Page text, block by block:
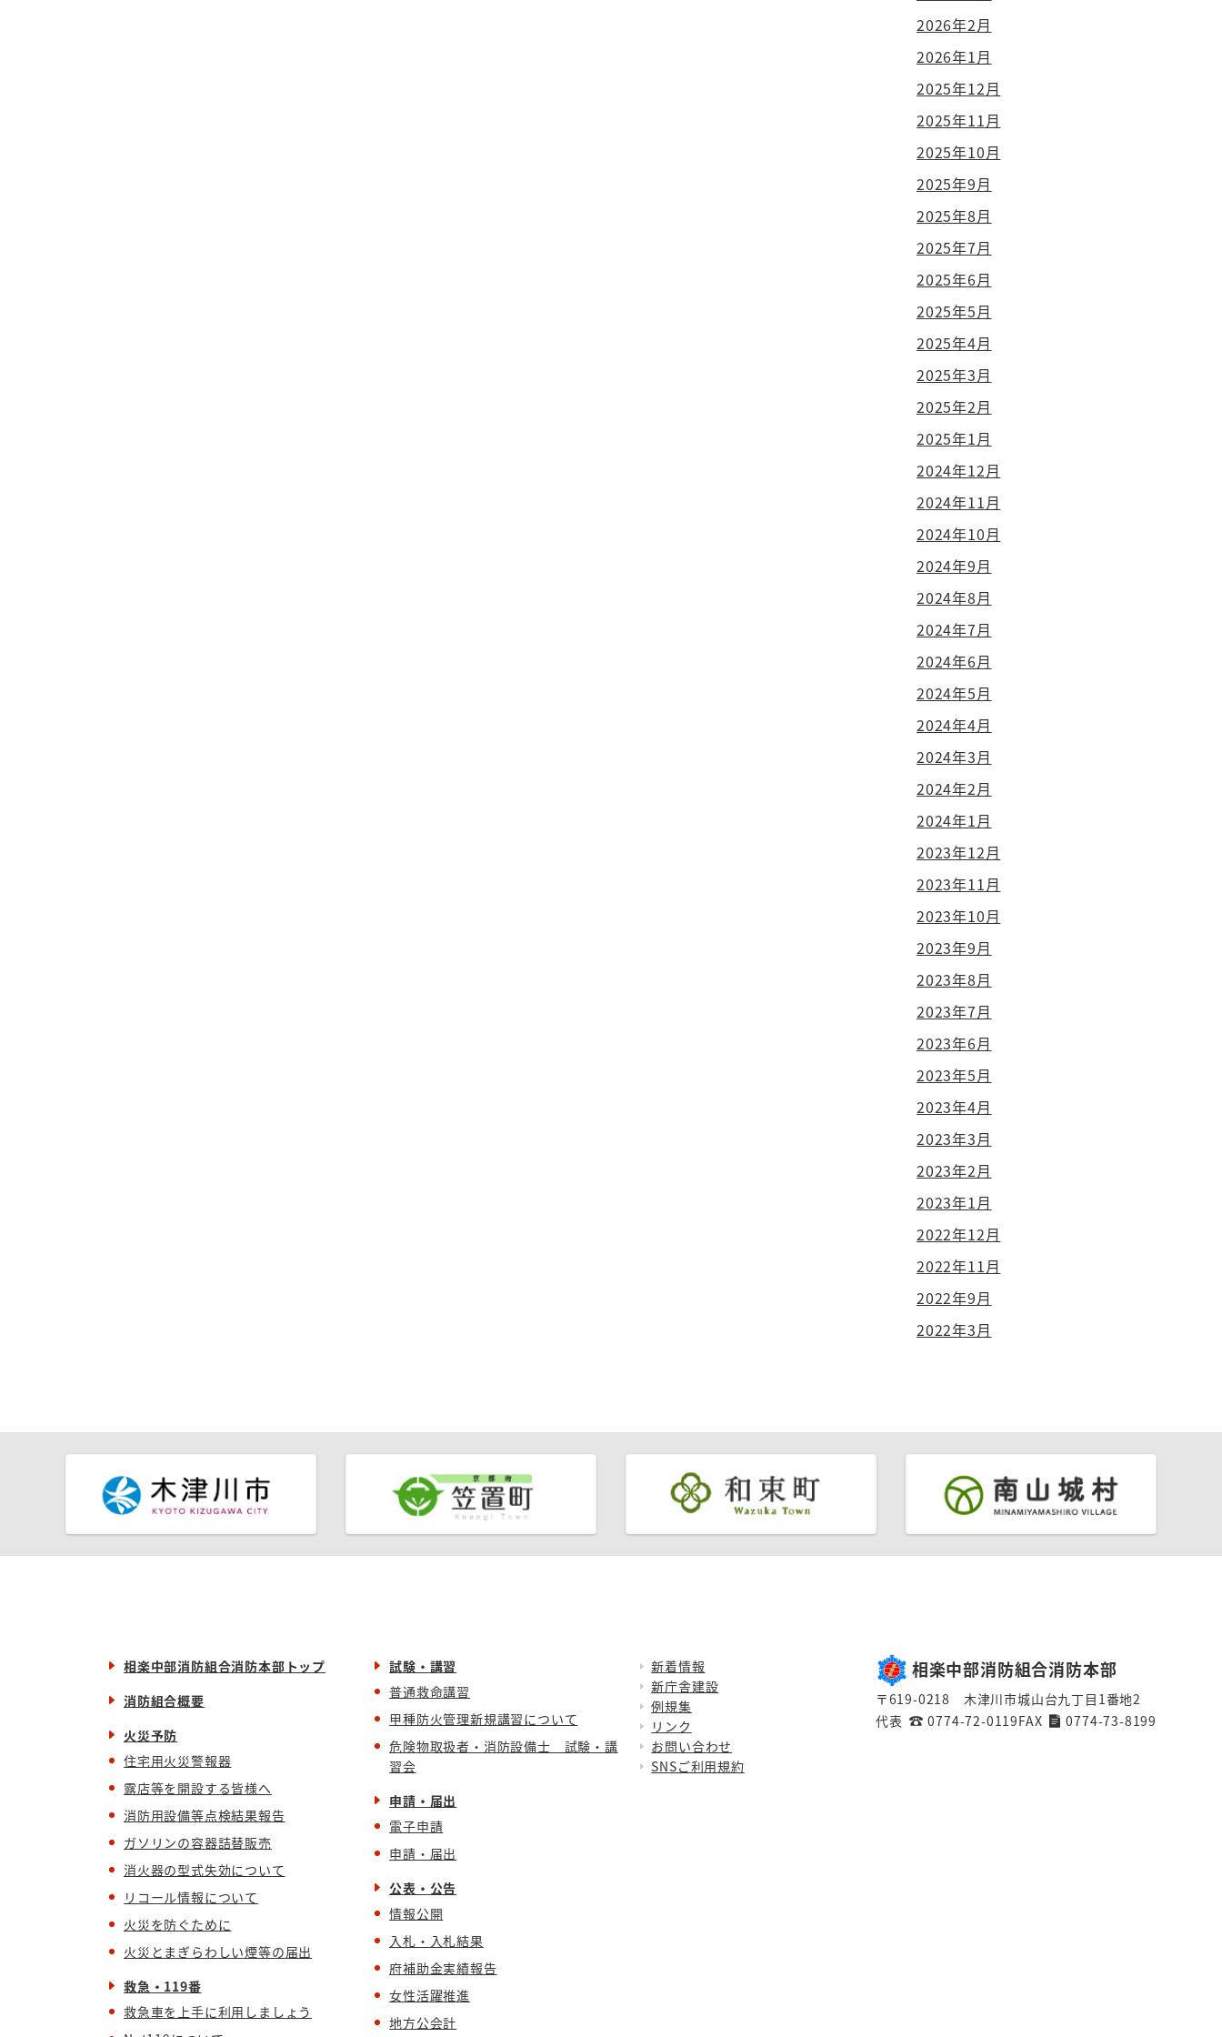
2026年2月
2026年1月
2025年12月
2025年11月
2025年10月
2025年9月
2025年8月
2025年7月
2025年6月
2025年5月
2025年4月
2025年3月
2025年2月
2025年1月
2024年12月
2024年11月
2024年10月
2024年9月
2024年8月
2024年7月
2024年6月
2024年5月
2024年4月
2024年3月
2024年2月
2024年1月
2023年12月
2023年11月
2023年10月
2023年9月
2023年8月
2023年7月
2023年6月
2023年5月
2023年4月
2023年3月
2023年2月
2023年1月
2022年12月
2022年11月
2022年9月
2022年3月
相楽中部消防組合消防本部トップ
消防組合概要
火災予防
住宅用火災警報器
露店等を開設する皆様へ
消防用設備等点検結果報告
ガソリンの容器詰替販売
消火器の型式失効について
リコール情報について
火災を防ぐために
火災とまぎらわしい煙等の届出
救急・119番
救急車を上手に利用しましょう
試験・講習
普通救命講習
甲種防火管理新規講習について
危険物取扱者・消防設備士 試験・講
習会
申請・届出
電子申請
申請・届出
公表・公告
情報公開
入札・入札結果
府補助金実績報告
女性活躍推進
地方公会計
新着情報
新庁舎建設
例規集
リンク
お問い合わせ
SNSご利用規約
相楽中部消防組合消防本部
〒619-0218 木津川市城山台九丁目1番地2
代表
0774-72-0119FAX 0774-73-8199